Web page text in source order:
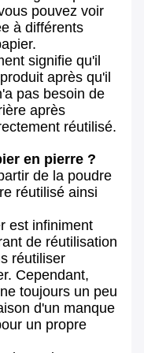
pouvez voir
à différents
signifie qu'il
après qu'il
pas besoin de
après
réutilisé.
en pierre ?
de la poudre
réutilisé ainsi
est infiniment
de réutilisation
réutiliser
Cependant,
toujours un peu
d'un manque
un propre